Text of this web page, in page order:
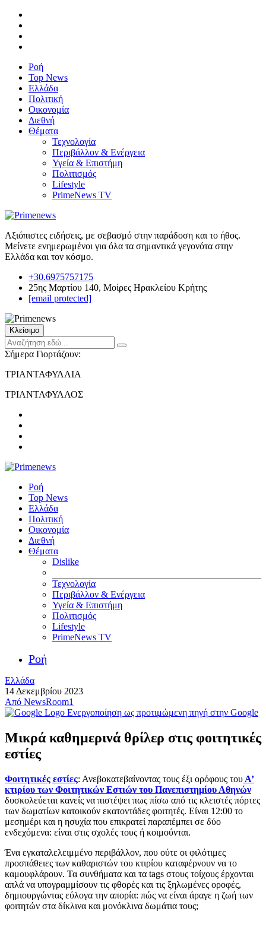
Ροή
Top News
Ελλάδα
Πολιτική
Οικονομία
Διεθνή
Θέματα
Τεχνολογία
Περιβάλλον & Ενέργεια
Υγεία & Επιστήμη
Πολιτισμός
Lifestyle
PrimeNews TV
Αξιόπιστες ειδήσεις, με σεβασμό στην παράδοση και το ήθος.
Μείνετε ενημερωμένοι για όλα τα σημαντικά γεγονότα στην
Ελλάδα και τον κόσμο.
+30.6975757175
25ης Μαρτίου 140, Μοίρες Ηρακλείου Κρήτης
[email protected]
Κλείσιμο
Σήμερα Γιορτάζουν:
ΤΡΙΑΝΤΑΦΥΛΛΙΑ
ΤΡΙΑΝΤΑΦΥΛΛΟΣ
Ροή
Top News
Ελλάδα
Πολιτική
Οικονομία
Διεθνή
Θέματα
Dislike
Τεχνολογία
Περιβάλλον & Ενέργεια
Υγεία & Επιστήμη
Πολιτισμός
Lifestyle
PrimeNews TV
Ροή
Ελλάδα
14 Δεκεμβρίου 2023
Από NewsRoom1
Ενεργοποίηση ως προτιμώμενη πηγή στην Google
Μικρά καθημερινά θρίλερ στις φοιτητικές
εστίες
Φοιτητικές εστίες: Ανεβοκατεβαίνοντας τους έξι ορόφους του Α’
κτιρίου των Φοιτητικών Εστιών του Πανεπιστημίου Αθηνών
δυσκολεύεται κανείς να πιστέψει πως πίσω από τις κλειστές πόρτες
των δωματίων κατοικούν εκατοντάδες φοιτητές. Είναι 12:00 το
μεσημέρι και η ησυχία που επικρατεί παραπέμπει σε δύο
ενδεχόμενα: είναι στις σχολές τους ή κοιμούνται.
Ένα εγκαταλελειμμένο περιβάλλον, που ούτε οι φιλότιμες
προσπάθειες των καθαριστών του κτιρίου καταφέρνουν να το
καμουφλάρουν. Τα συνθήματα και τα tags στους τοίχους έρχονται
απλά να υπογραμμίσουν τις φθορές και τις ξηλωμένες οροφές,
δημιουργώντας εύλογα την απορία: πώς να είναι άραγε η ζωή των
φοιτητών στα δίκλινα και μονόκλινα δωμάτια τους;